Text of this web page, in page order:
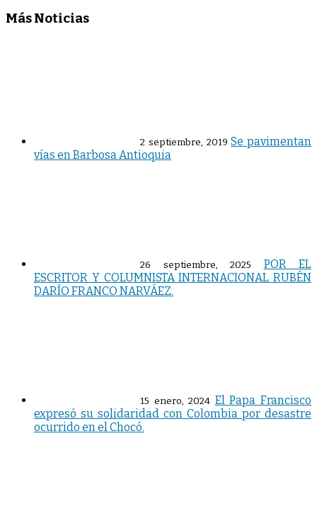
Más Noticias
2 septiembre, 2019 Se pavimentan
vías en Barbosa Antioquia
26 septiembre, 2025
POR EL
ESCRITOR Y COLUMNISTA INTERNACIONAL RUBÉN
DARÍO FRANCO NARVÁEZ.
15 enero, 2024 El Papa Francisco
expresó su solidaridad con Colombia por desastre
ocurrido en el Chocó.